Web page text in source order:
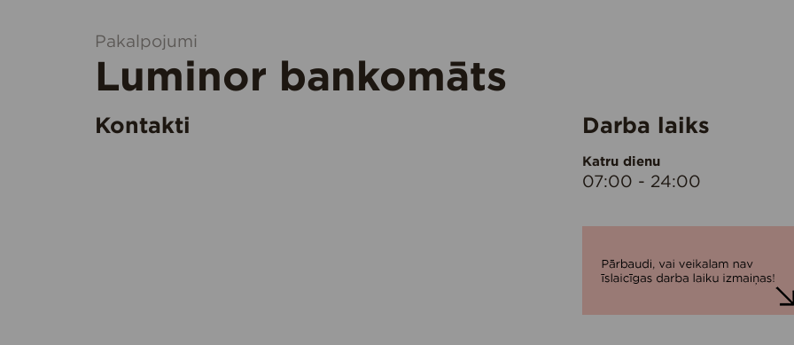
Pakalpojumi
Luminor bankomāts
Kontakti Darba laiks
Katru dienu
07:00 - 24:00